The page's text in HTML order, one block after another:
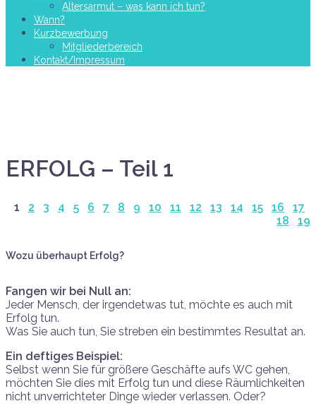
Altersarmut – was kann ich tun?
Wann?
Kurzbewerbung
Mitgliederbereich
Kontakt/Impressum
ERFOLG – Teil 1
1 2 3 4 5 6 7 8 9 10 11 12 13 14 15 16
17
18
19
Wozu überhaupt Erfolg?
Fangen wir bei Null an:
Jeder Mensch, der irgendetwas tut, möchte es auch mit
Erfolg tun.
Was Sie auch tun, Sie streben ein bestimmtes Resultat an.
Ein deftiges Beispiel:
Selbst wenn Sie für größere Geschäfte aufs WC gehen,
möchten Sie dies mit Erfolg tun und diese Räumlichkeiten
nicht unverrichteter Dinge wieder verlassen. Oder?